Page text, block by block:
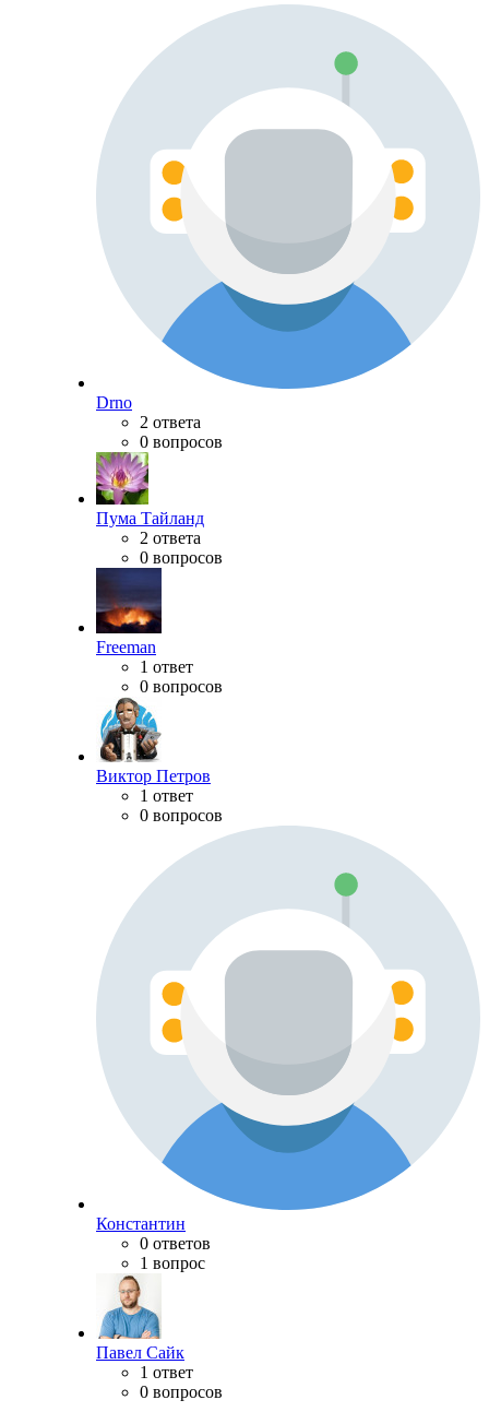
Drno
2 ответа
0 вопросов
Пума Тайланд
2 ответа
0 вопросов
Freeman
1 ответ
0 вопросов
Виктор Петров
1 ответ
0 вопросов
Константин
0 ответов
1 вопрос
Павел Сайк
1 ответ
0 вопросов